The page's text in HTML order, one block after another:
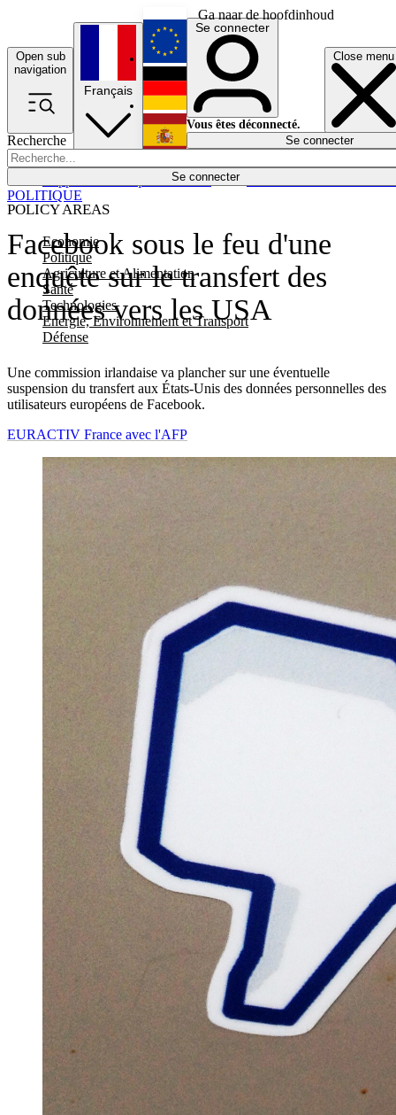
Ga naar de hoofdinhoud
Open sub
navigation
Close menu
Recherche
Se connecter
POLICY AREAS
Economie
Politique
Agriculture et Alimentation
Santé
Technologies
Energie, Environnement et Transport
Défense
Économie
Français
English
Deutsch
Español
Se connecter
Vous êtes déconnecté.
Se connecter
Facebook sous le feu d'une
enquête sur le transfert des
données vers les USA
Une commission irlandaise va plancher sur une éventuelle
suspension du transfert aux États-Unis des données personnelles des
utilisateurs européens de Facebook.
POLITIQUE
EURACTIV France avec l'AFP